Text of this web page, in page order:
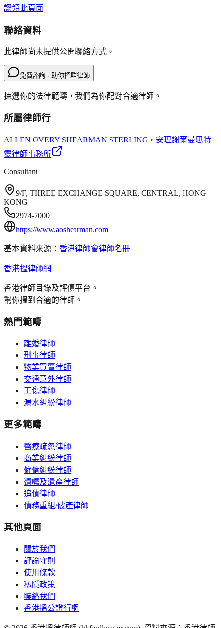
認領此頁面
聯絡資料
此律師尚未提供公開聯絡方式。
免費諮詢 · 助你搵啱律師
揀選你的法律範疇，我們為你配對合適律師。
所屬律師行
ALLEN OVERY SHEARMAN STERLING ，安理謝爾曼思特
靈律師事務所
Consultant
9/F, THREE EXCHANGE SQUARE, CENTRAL, HONG
KONG
2974-7000
https://www.aoshearman.com
基本資料來源： 香港律師會律師名冊
香港搵律師網
香港律師目錄及評價平台。
幫你搵到合適的律師。
熱門範疇
離婚律師
刑事律師
物業買賣律師
交通意外律師
工傷律師
漏水糾紛律師
更多範疇
醫療疏忽律師
商業糾紛律師
僱傭糾紛律師
遺囑及遺產律師
追債律師
債務重組/破產律師
其他頁面
關於我們
評論守則
使用條款
私隱政策
聯絡我們
香港搵公證行網